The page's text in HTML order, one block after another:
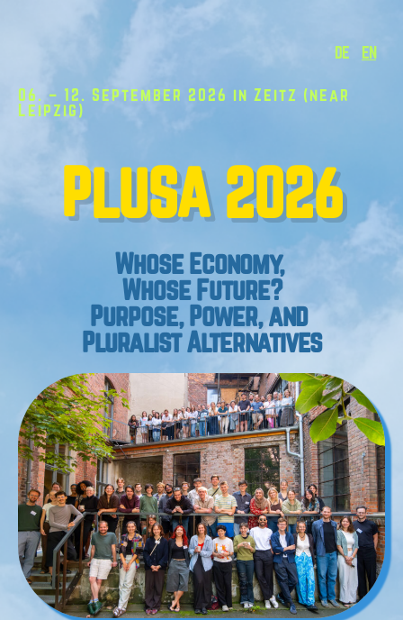
DE EN
06. – 12. September 2026 in Zeitz (near
Leipzig)
PLUSA 2026
Whose Economy,
Whose Future?
Purpose, Power, and
Pluralist Alternatives